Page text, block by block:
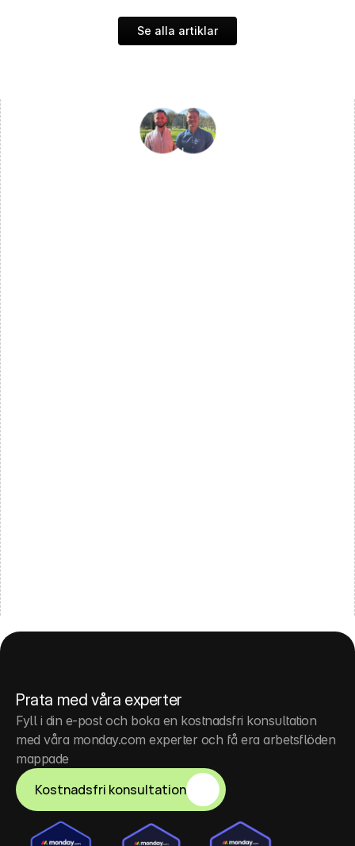
Se alla artiklar
Prata med våra experter
Fyll i din e-post och boka en kostnadsfri konsultation
med våra monday.com experter och få era arbetsflöden
mappade
Kostnadsfri konsultation